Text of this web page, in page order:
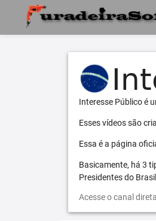
Interesse Público é
Esses vídeos são
Essa é a página
Basicamente, há 3
Presidentes do
Acesse o canal